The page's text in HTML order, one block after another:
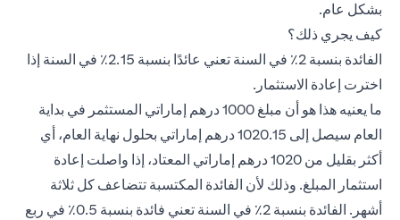
بشكل عام.
كيف يجري ذلك؟
الفائدة بنسبة 2٪ في السنة تعني عائدًا بنسبة 2.15٪ في السنة إذا
اخترت إعادة الاستثمار.
ما يعنيه هذا هو أن مبلغ 1000 درهم إماراتي المستثمر في بداية
العام سيصل إلى 1020.15 درهم إماراتي بحلول نهاية العام، أي
أكثر بقليل من 1020 درهم إماراتي المعتاد، إذا واصلت إعادة
استثمار المبلغ. وذلك لأن الفائدة المكتسبة تتضاعف كل ثلاثة
أشهر. الفائدة بنسبة 2٪ في السنة تعني فائدة بنسبة 0.5٪ في ربع